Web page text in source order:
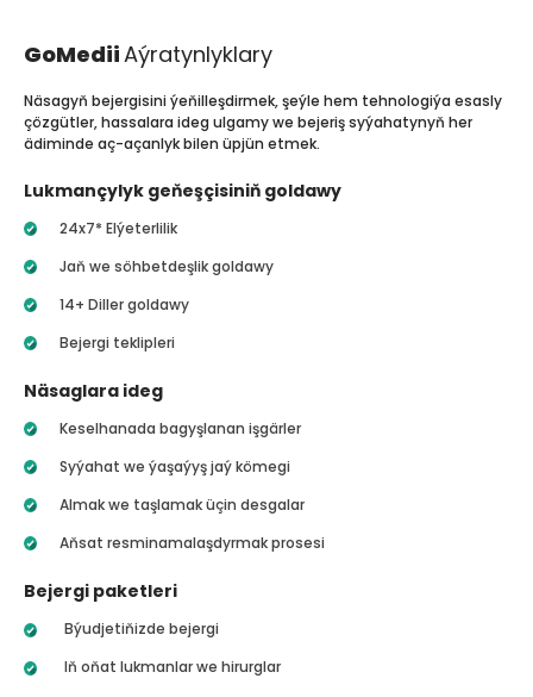
GoMediiAýratynlyklary
Näsagyň bejergisini ýeňilleşdirmek, şeýle hem tehnologiýa esasly
çözgütler, hassalara ideg ulgamy we bejeriş syýahatynyň her
ädiminde aç-açanlyk bilen üpjün etmek.
Lukmançylyk geňeşçisiniň goldawy
24x7* Elýeterlilik
Jaň we söhbetdeşlik goldawy
14+ Diller goldawy
Bejergi teklipleri
Näsaglara ideg
Keselhanada bagyşlanan işgärler
Syýahat we ýaşaýyş jaý kömegi
Almak we taşlamak üçin desgalar
Aňsat resminamalaşdyrmak prosesi
Bejergi paketleri
Býudjetiňizde bejergi
Iň oňat lukmanlar we hirurglar